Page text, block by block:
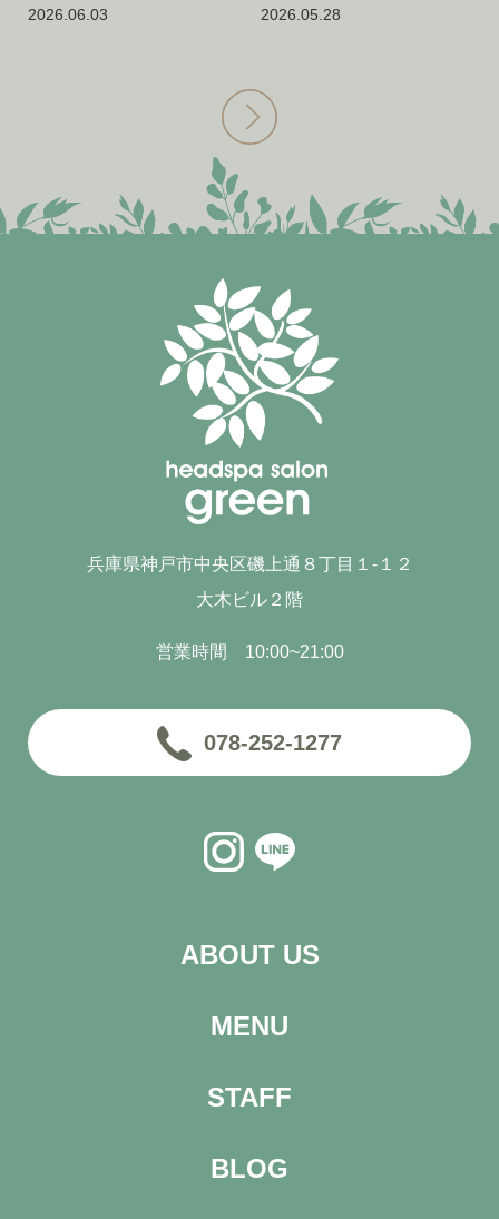
2026.06.03 2026.05.28
兵庫県神戸市中央区磯上通８丁目１-１２
大木ビル２階
営業時間 10:00~21:00
078-252-1277
ABOUT US
MENU
STAFF
BLOG